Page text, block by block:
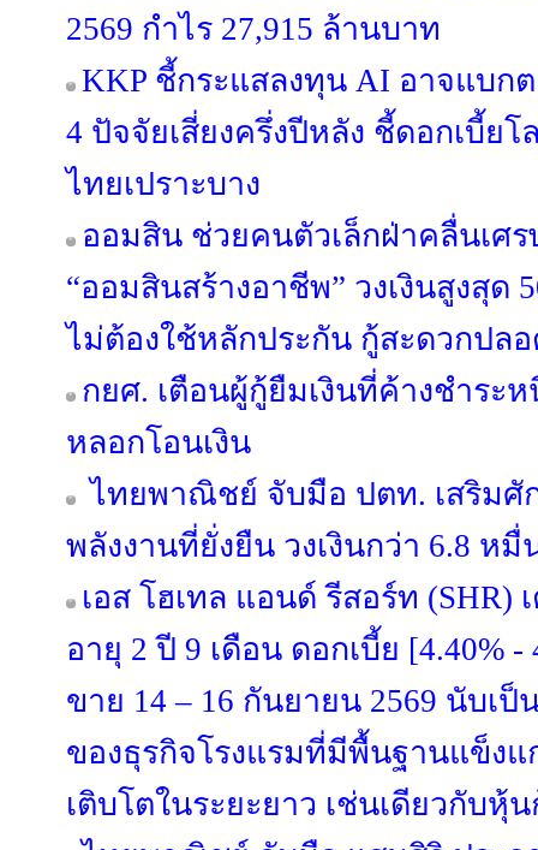
2569 กำไร 27,915 ล้านบาท
KKP ชี้กระแสลงทุน AI อาจแบก
4 ปัจจัยเสี่ยงครึ่งปีหลัง ชี้ดอกเบี้ยโ
ไทยเปราะบาง
ออมสิน ช่วยคนตัวเล็กฝ่าคลื่นเศร
“ออมสินสร้างอาชีพ” วงเงินสูงสุด
ไม่ต้องใช้หลักประกัน กู้สะดวกปล
กยศ. เตือนผู้กู้ยืมเงินที่ค้างชำระ
หลอกโอนเงิน
ไทยพาณิชย์ จับมือ ปตท. เสริมศั
พลังงานที่ยั่งยืน วงเงินกว่า 6.8 ห
เอส โฮเทล แอนด์ รีสอร์ท
อายุ 2 ปี 9 เดือน ดอกเบี้ย [4.40%
ขาย 14 – 16 กันยายน 2569 นับเ
ของธุรกิจโรงแรมที่มีพื้นฐานแข็ง
เติบโตในระยะยาว เช่นเดียวกับหุ้